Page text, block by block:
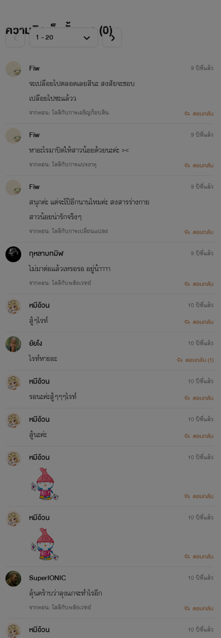
ความคิดเห็นทั้งหมด (0)
Fiw
จะเปลือยไปตลอดเลยสินะ สงสัยจะชอบ
เปลือยไปซะแล้วว
จากตอน: โลลิกับการเผชิญก็อบลิน
9 ปีที่แล้ว
ตอบกลับ
Fiw
หาอะไรมาปิดให้สาวน้อยด้วยนะค่ะ ><
จากตอน: โลลิกับการแปรธาตุ
9 ปีที่แล้ว
ตอบกลับ
Fiw
สนุกค่ะ แต่จะโป๊อีกนานไหมค่ะ สงสารร่างกาย
สาวน้อยน่ารักจริงๆ
จากตอน: โลลิกับการเปลี่ยนแปลง
9 ปีที่แล้ว
ตอบกลับ
กุหลาบทมิฬ
ไม่มาต่อเเล้วเหรอรอ อยู่น้าาาา
จากตอน: โลลิกับพลังเวทย์
9 ปีที่แล้ว
ตอบกลับ
หมีอ้วน
สู้ๆไรท์
10 ปีที่แล้ว
ตอบกลับ
ยัยโง
ไรท์หายอะ
10 ปีที่แล้ว
ตอบกลับ (1)
หมีอ้วน
รอนะค่ะสู้ๆๆๆไรท์
10 ปีที่แล้ว
ตอบกลับ
หมีอ้วน
สู้นะค่ะ
10 ปีที่แล้ว
ตอบกลับ
หมีอ้วน 10 ปีที่แล้ว
ตอบกลับ
หมีอ้วน 10 ปีที่แล้ว
ตอบกลับ
SuperIONIC
ลุ้นคร้าบว่าลุงแกจะทำไรอีก
จากตอน: โลลิกับพลังเวทย์
10 ปีที่แล้ว
ตอบกลับ
หมีอ้วน
10 ปีที่แล้ว